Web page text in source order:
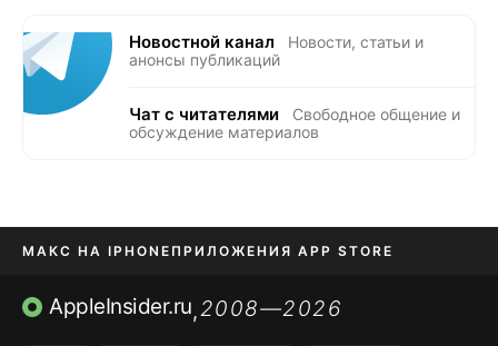
Новостной канал
Новости, статьи и
анонсы публикаций
Чат с читателями
Свободное общение и
обсуждение материалов
МАКС НА IPHONE ПРИЛОЖЕНИЯ APP STORE
TIKTOK НА IPHONEПРИЛОЖЕНИЯ БЕЗ APP STORE
AppleInsider.ru,2008—2026